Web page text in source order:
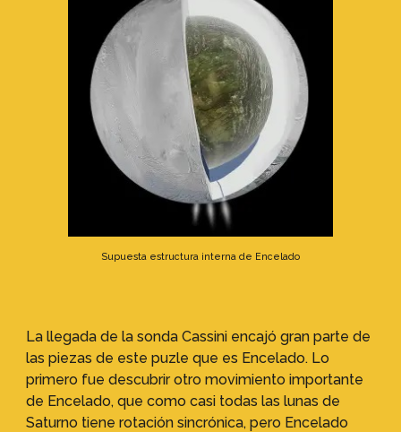
Supuesta estructura interna de Encelado
La llegada de la sonda Cassini encajó gran parte de
las piezas de este puzle que es Encelado. Lo
primero fue descubrir otro movimiento importante
de Encelado, que como casi todas las lunas de
Saturno tiene rotación sincrónica, pero Encelado